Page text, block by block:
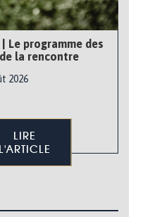
| Le programme des
la rencontre
2026
LIRE
L'ARTICLE